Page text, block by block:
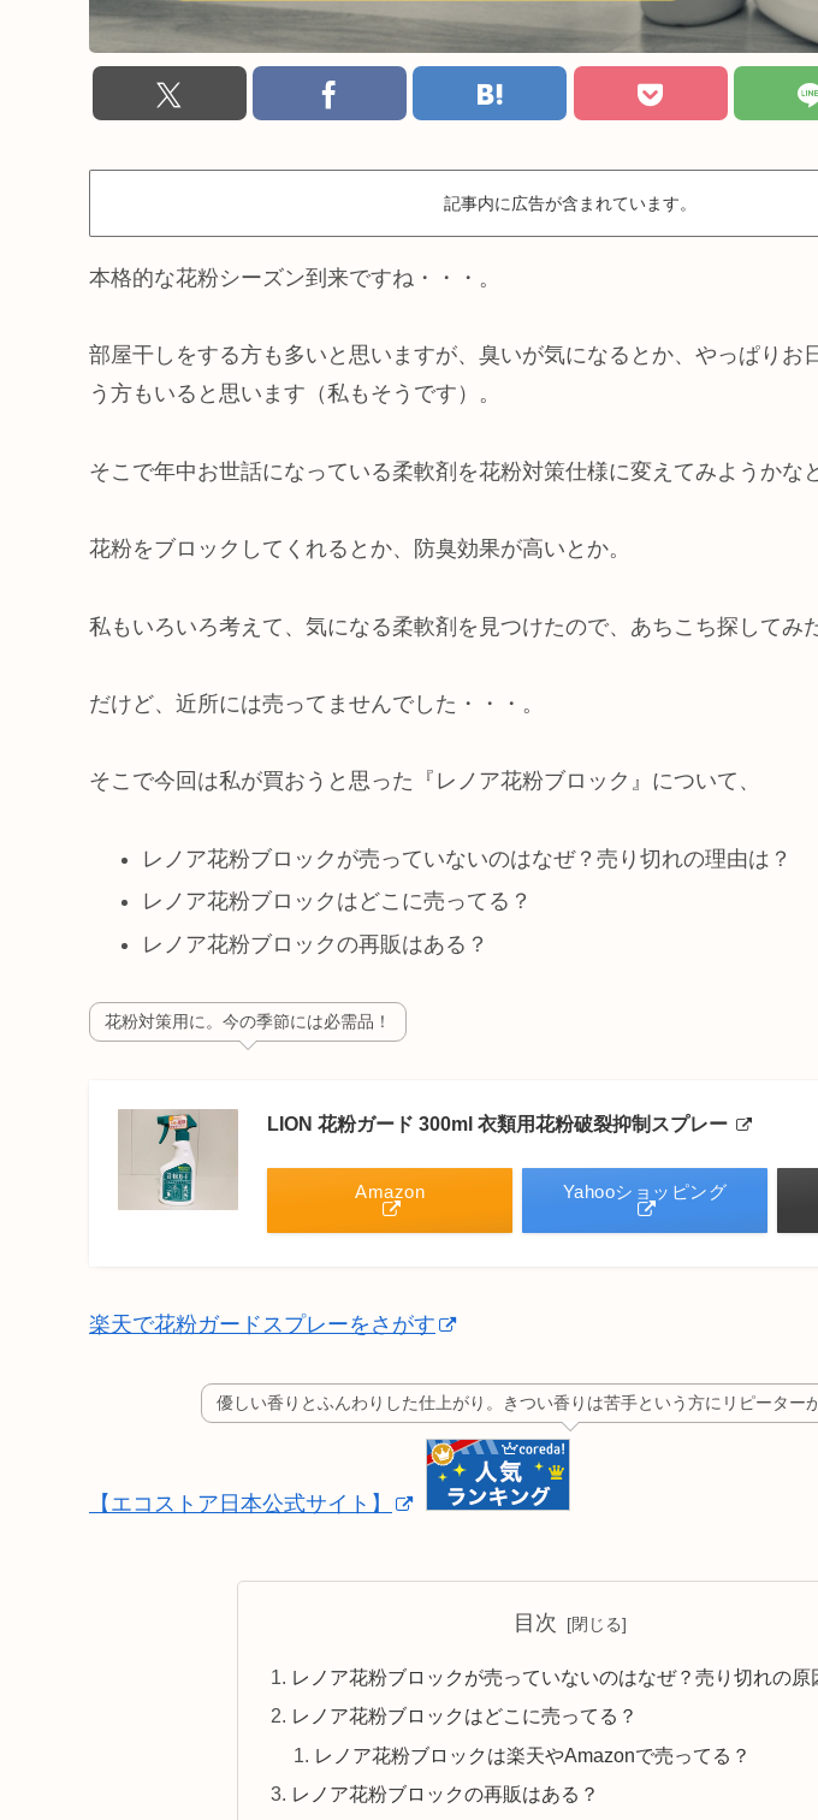
記事内に広告が含まれています。
本格的な花粉シーズン到来ですね・・・。
部屋干しをする方も多いと思いますが、臭いが気になるとか、やっぱりお
う方もいると思います（私もそうです）。
そこで年中お世話になっている柔軟剤を花粉対策仕様に変えてみようかな
花粉をブロックしてくれるとか、防臭効果が高いとか。
私もいろいろ考えて、気になる柔軟剤を見つけたので、あちこち探してみ
だけど、近所には売ってませんでした・・・。
そこで今回は私が買おうと思った『レノア花粉ブロック』について、
レノア花粉ブロックが売っていないのはなぜ？売り切れの理由は？
レノア花粉ブロックはどこに売ってる？
レノア花粉ブロックの再販はある？
花粉対策用に。今の季節には必需品！
LION 花粉ガード 300ml 衣類用花粉破裂抑制スプレー
Amazon Yahooショッピング
楽天で花粉ガードスプレーをさがす
優しい香りとふんわりした仕上がり。きつい香りは苦手という方にリピーター
【エコストア日本公式サイト】
目次
レノア花粉ブロックが売っていないのはなぜ？売り切れの原
レノア花粉ブロックはどこに売ってる？
レノア花粉ブロックは楽天やAmazonで売ってる？
レノア花粉ブロックの再販はある？